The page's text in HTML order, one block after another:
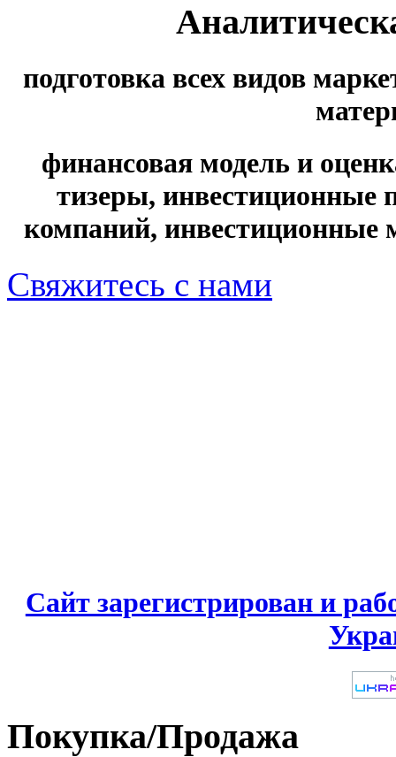
подготовка всех видов
финансовая модель и
тизеры, инвестиционные
компаний,
Свяжитесь с нами
Сайт зарегистрирован и
Покупка/Продажа